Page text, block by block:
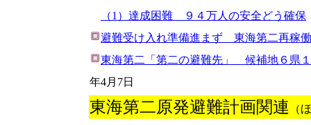
（1）達成困難 ９４万人の安全どう確保
避難受け入れ準備進まず 東海第二再稼
東海第二「第二の避難先」 候補地６県
年4月7日
東海第二原発避難計画関連
（